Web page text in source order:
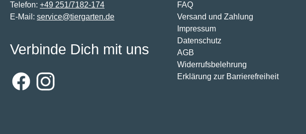
Telefon: +49 251/7182-174
E-Mail: service@tiergarten.de
FAQ
Versand und Zahlung
Impressum
Datenschutz
AGB
Widerrufsbelehrung
Erklärung zur Barrierefreiheit
Verbinde Dich mit uns
FacebookInstagram